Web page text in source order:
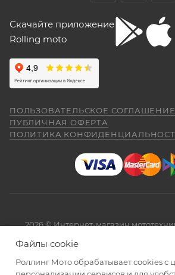
Скачайте приложение
Rolling moto
ПОЛЬЗОВАТЕЛЬСКОЕ СОГЛАШЕНИЕ
ПУБЛИЧНАЯ ОФЕРТА
ПОЛИТИКА
2026 © Интернет-магазин
Файлы cookie
Роллинг Мото обрабатывает сookies с